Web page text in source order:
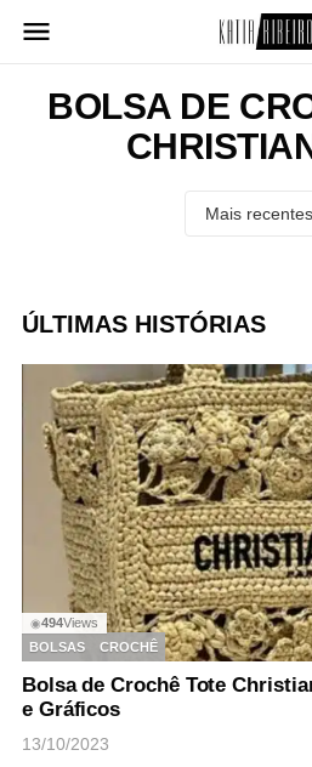
para
conteúdoBOLSA DE
ÚLTIMAS HISTÓRIAS
◉494Views
BOLSAS
CROCHÊ
Bolsa de Crochê Tote
e Gráficos
13/10/2023